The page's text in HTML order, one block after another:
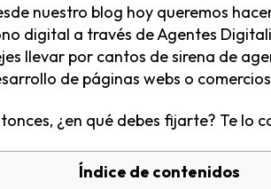
nuestro blog hoy queremos
digital a través deAgentes
llevar por cantos de sirena de
de páginas webs o
¿en qué debes fijarte? Te lo
Índice de contenidos